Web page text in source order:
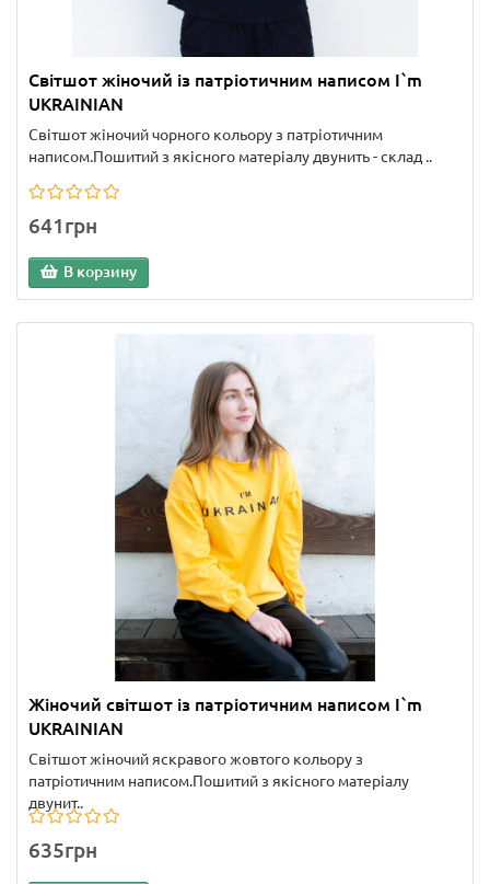
Світшот жіночий із патріотичним написом I`m
UKRAINIAN
Світшот жіночий чорного кольору з патріотичним
написом.Пошитий з якісного матеріалу двунить - склад ..
641грн
В корзину
Жіночий світшот із патріотичним написом I`m
UKRAINIAN
Світшот жіночий яскравого жовтого кольору з
патріотичним написом.Пошитий з якісного матеріалу
двунит..
635грн